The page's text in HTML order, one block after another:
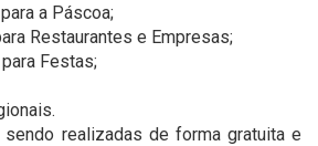
a Páscoa;
Restaurantes e Empresas;
Festas;
realizadas de forma gratuita e